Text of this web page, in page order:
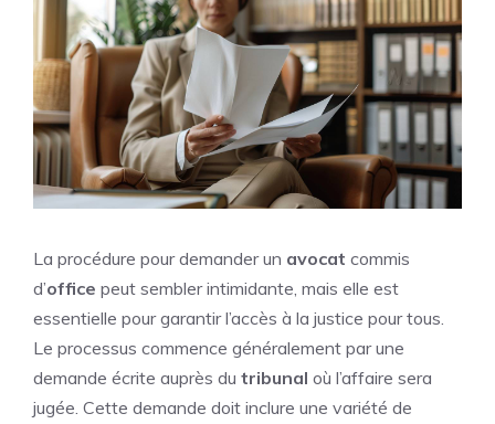
La procédure pour demander un avocat commis
d’office peut sembler intimidante, mais elle est
essentielle pour garantir l’accès à la justice pour tous.
Le processus commence généralement par une
demande écrite auprès du tribunal où l’affaire sera
jugée. Cette demande doit inclure une variété de